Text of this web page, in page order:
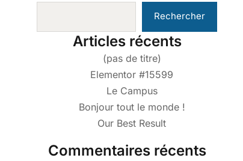
Rechercher
Articles récents
(pas de titre)
Elementor #15599
Le Campus
Bonjour tout le monde !
Our Best Result
Commentaires récents